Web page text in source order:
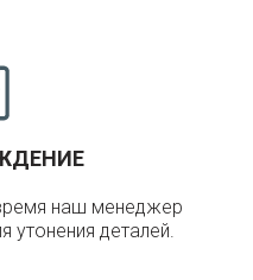
наш менеджер
утонения деталей.